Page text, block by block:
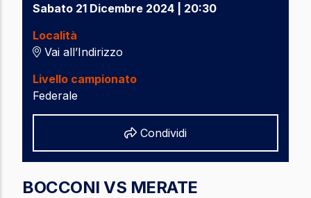
BOCCONI VS MERATE
Sabato 21 Dicembre 2024 | 20:30
Località
Vai all’Indirizzo
Livello campionato
Federale
Condividi
Share